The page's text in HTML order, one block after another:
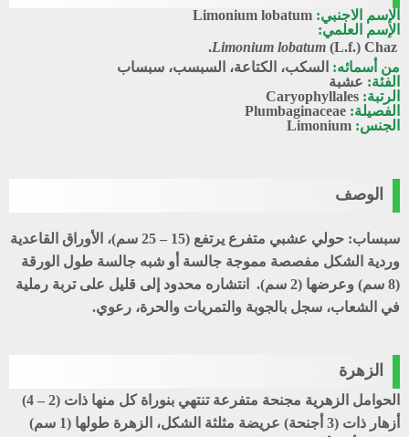
الإسم الاجنبي: Limonium lobatum
الإسم العلمي:
Limonium lobatum (L.f.) Chaz.
من أسمائه: السكب، الكتاعة، السبسب، سبساب
الفئة: عشبة
الرتبة: Caryophyllales
الفصيلة: Plumbaginaceae
الجنس: Limonium
الوصف
سبساب
: حولي عشبي متفرع يرتفع (15 – 25 سم)، الأوراق القاعدية
وردية الشكل مفصصة مموجة جالسة أو شبه جالسة طول الورقة
(8 سم) وعرضها (2 سم). انتشاره محدود إلى قليل على تربة رملية
في الشعاب، سجل بالجوبة والتمريات والحرة، رعوي.
الزهرة
الحوامل الزهرية مجنحة متفرعة تنتهي بنوراة كل منها ذات (2 – 4)
أزهار ذات (3 أجنحة) عريضة مثلثة الشكل، الزهرة طولها (1 سم)